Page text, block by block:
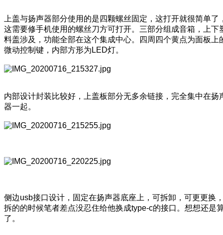
上盖与扬声器部分使用的是四颗螺丝固定，这打开就很简单了
这需要修手机使用的螺丝刀方可打开。三部分组成音箱，上下
料盖涉及，功能全部在这个集成中心。四周四个黄点为面板上
微动控制键，内部方形为LED灯。
内部设计封装比较好，上盖板部分无多余链接，完全集中在扬
器一起。
侧边usb接口设计，固定在扬声器底座上，可拆卸，可更更换
拆的的时候笔者差点没忍住给他换成type-c的接口。想想还是
了。